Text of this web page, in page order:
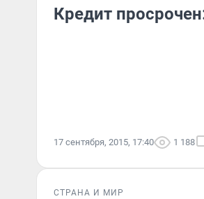
Кредит
17 сентября, 2015, 17:40 1 188
СТРАНА И МИР